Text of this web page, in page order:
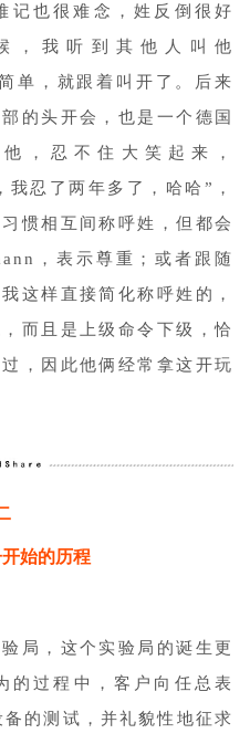
记也很难念，姓反倒很好
，我听到其他人叫他
单，就跟着叫开了。后来
的头开会，也是一个德国
，忍不住大笑起来，
忍了两年多了，哈哈”，
惯相互间称呼姓，但都会
，表示尊重；或者跟随
这样直接简化称呼姓的，
而且是上级命令下级，恰
，因此他俩经常拿这开玩
始的历程
局，这个实验局的诞生更
的过程中，客户向任总表
的测试，并礼貌性地征求